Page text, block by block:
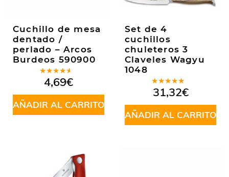
Cuchillo de mesa
dentado /
perlado – Arcos
Burdeos 590900
Valorado
en4.00
de 5
4,69€
AÑADIR AL CARRITO
Set de 4
cuchillos
chuleteros 3
Claveles Wagyu
1048
Valorado
en5.00de
5
31,32€
AÑADIR AL CARRITO